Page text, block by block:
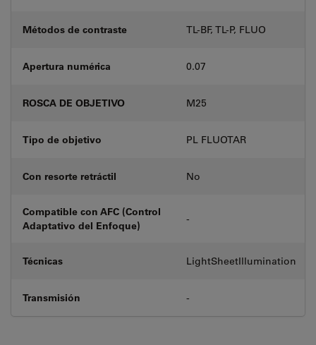
Métodos de contraste TL-BF, TL-P, FLUO
Apertura numérica 0.07
ROSCA DE OBJETIVO M25
Tipo de objetivo PL FLUOTAR
Con resorte retráctil No
Compatible con AFC (Control
Adaptativo del Enfoque)
-
Técnicas LightSheetIllumination
Transmisión -